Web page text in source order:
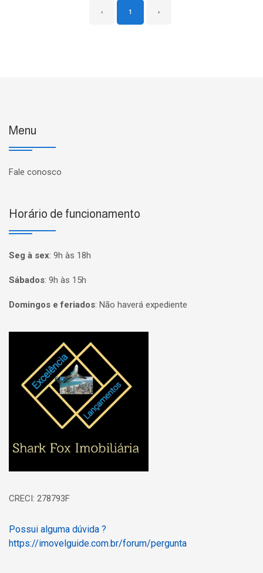
‹ 1 ›
Menu
Fale conosco
Horário de funcionamento
Seg à sex: 9h às 18h
Sábados: 9h às 15h
Domingos e feriados: Não haverá expediente
Página inicial
CRECI: 278793F
Possui alguma dúvida ?
https://imovelguide.com.br/forum/pergunta